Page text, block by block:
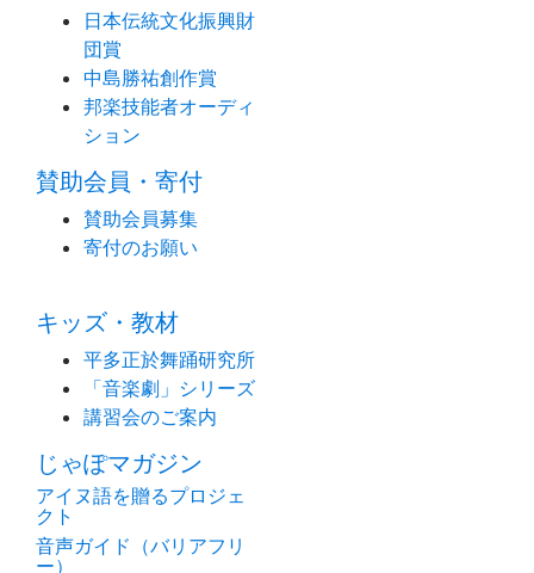
日本伝統文化振興財
団賞
中島勝祐創作賞
邦楽技能者オーディ
ション
賛助会員・寄付
賛助会員募集
寄付のお願い
キッズ・教材
平多正於舞踊研究所
「音楽劇」シリーズ
講習会のご案内
じゃぽマガジン
アイヌ語を贈るプロジェ
クト
音声ガイド（バリアフリ
ー）